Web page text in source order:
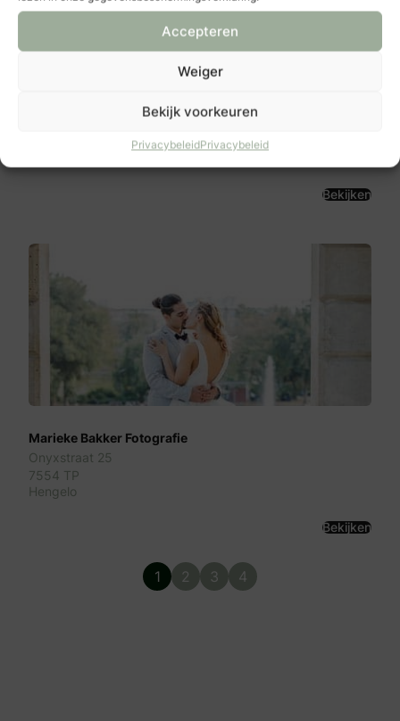
Accepteren
Weiger
Bekijk voorkeuren
PrivacybeleidPrivacybeleid
Marieke Lubbers Fotografie
Bekijken
Marieke Bakker Fotografie
Onyxstraat 25
7554 TP
Hengelo
Bekijken
1 2 3 4